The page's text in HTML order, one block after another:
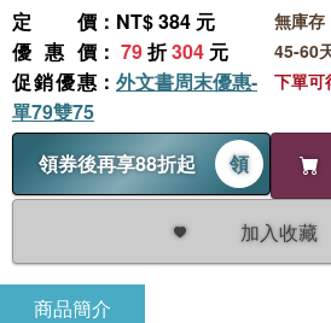
定價 ：NT$ 384 元
優惠價 ： 79折304 元
促銷優惠 ： 外文書周末優惠-
單79雙75
領券後再享88折起
領
加入收藏
無庫存
45-60
下單可
商品簡介